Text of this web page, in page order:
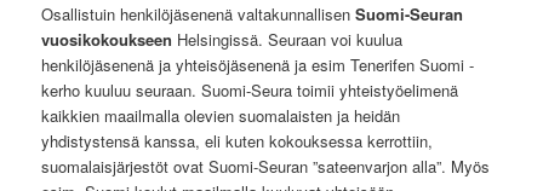
Osallistuin henkilöjäsenenä valtakunnallisenSuomi-Seuran
vuosikokoukseen Helsingissä. Seuraan voi kuulua
henkilöjäsenenä ja yhteisöjäsenenä ja esim Tenerifen Suomi -
kerho kuuluu seuraan. Suomi-Seura toimii yhteistyöelimenä
kaikkien maailmalla olevien suomalaisten ja heidän
yhdistystensä kanssa, eli kuten kokouksessa kerrottiin,
suomalaisjärjestöt ovat Suomi-Seuran ”sateenvarjon alla”. Myös